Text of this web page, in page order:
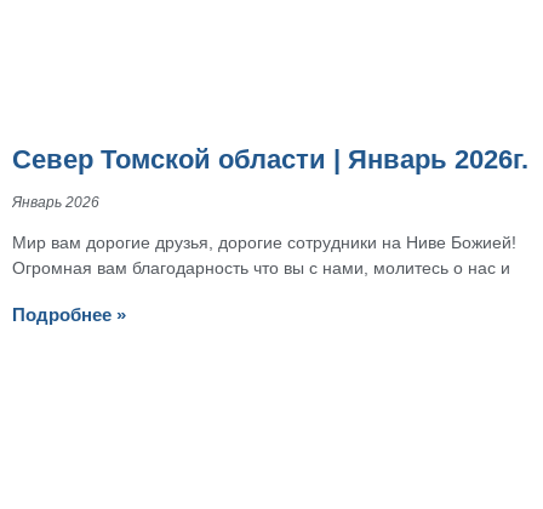
Север Томской области | Январь 2026г.
Январь 2026
Мир вам дорогие друзья, дорогие сотрудники на Ниве Божией!
Огромная вам благодарность что вы с нами, молитесь о нас и
Подробнее »